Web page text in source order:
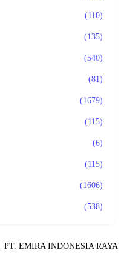
(110)
(135)
(540)
(81)
(1679)
(115)
(6)
(115)
(1606)
(538)
PT. EMIRA INDONESIA RAYA